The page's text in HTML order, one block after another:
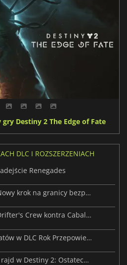
gry Destiny 2 The Edge of Fate
DLC I ROZSZERZENIACH
Renegades
Destiny 2: Renegades - Nowy krok na granicy bezprawia
Destiny 2: Renegades - Drifter's Crew kontra Cabal Imperium
Odkrywanie nowych światów w DLC Rok Przepowiedni do Destiny 2
Skraj Zbawienia to nowy rajd w Destiny 2: Ostateczny kształt